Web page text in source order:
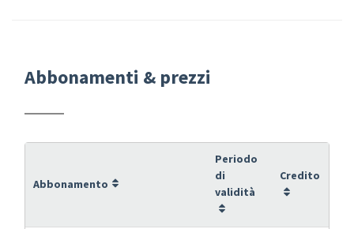
Abbonamenti & prezzi
Abbonamento
Periodo
di
validità
Credito